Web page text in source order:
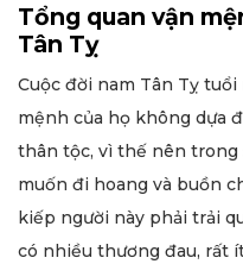
Tổng quan vận
Tân Tỵ
Cuộc đời nam Tân Tỵ
mệnh của họ không dựa
thân tộc, vì thế nên trong
muốn đi hoang và buồn
kiếp người này phải trải
có nhiều thương đau, rất